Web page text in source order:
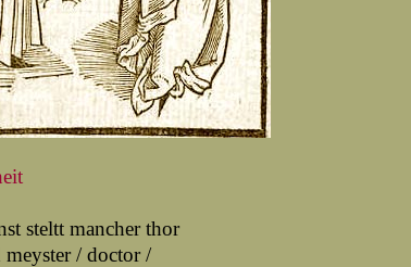
steltt mancher thor
/ doctor /